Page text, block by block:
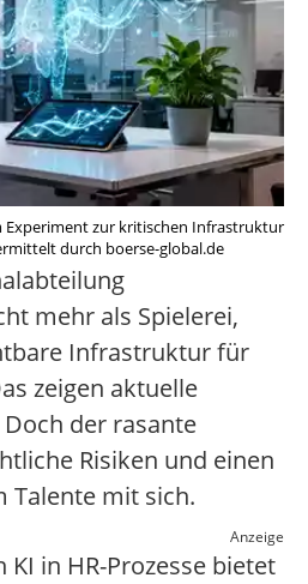
Experiment zur kritischen Infrastruktur
durch boerse-global.de
mehr als Spielerei,
Infrastruktur für
zeigen aktuelle
der rasante
Risiken und einen
Talente mit sich.
Anzeige
in HR-Prozesse bietet